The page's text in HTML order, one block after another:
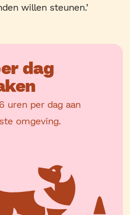
willen steunen.’
dag
uren per dag aan
omgeving.